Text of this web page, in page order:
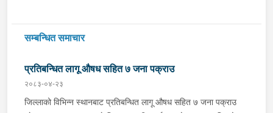
सम्बन्धित समाचार
प्रतिबन्धित लागू औषध सहित ७ जना पक्राउ
२०८३-०४-२३
जिल्लाको विभिन्न स्थानबाट प्रतिबन्धित लागू औषध सहित ७ जना पक्राउ